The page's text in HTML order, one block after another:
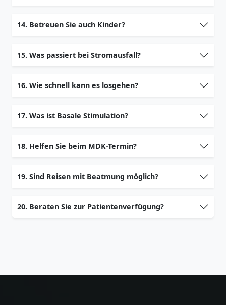
14. Betreuen Sie auch Kinder?
15. Was passiert bei Stromausfall?
16. Wie schnell kann es losgehen?
17. Was ist Basale Stimulation?
18. Helfen Sie beim MDK-Termin?
19. Sind Reisen mit Beatmung möglich?
20. Beraten Sie zur Patientenverfügung?